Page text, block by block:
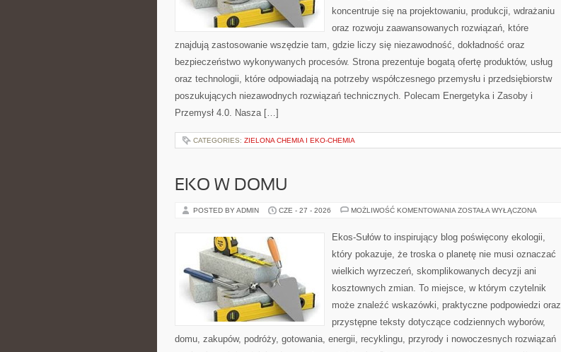
koncentruje się na projektowaniu, produkcji, wdrażaniu
oraz rozwoju zaawansowanych rozwiązań, które
znajdują zastosowanie wszędzie tam, gdzie liczy się niezawodność, dokładność oraz
bezpieczeństwo wykonywanych procesów. Strona prezentuje bogatą ofertę produktów, usług
oraz technologii, które odpowiadają na potrzeby współczesnego przemysłu i przedsiębiorstw
poszukujących niezawodnych rozwiązań technicznych. Polecam Energetyka i Zasoby i
Przemysł 4.0. Nasza […]
CATEGORIES: ZIELONA CHEMIA I EKO-CHEMIA
EKO W DOMU
POSTED BY ADMIN CZE - 27 - 2026 MOŻLIWOŚĆ KOMENTOWANIA EKO
ZOSTAŁA WYŁĄCZONA
Ekos-Sułów to inspirujący blog poświęcony ekologii,
który pokazuje, że troska o planetę nie musi oznaczać
wielkich wyrzeczeń, skomplikowanych decyzji ani
kosztownych zmian. To miejsce, w którym czytelnik
może znaleźć wskazówki, praktyczne podpowiedzi oraz
przystępne teksty dotyczące codziennych wyborów,
domu, zakupów, podróży, gotowania, energii, recyklingu, przyrody i nowoczesnych rozwiązań